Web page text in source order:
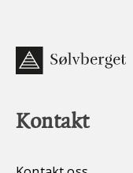
Kontakt